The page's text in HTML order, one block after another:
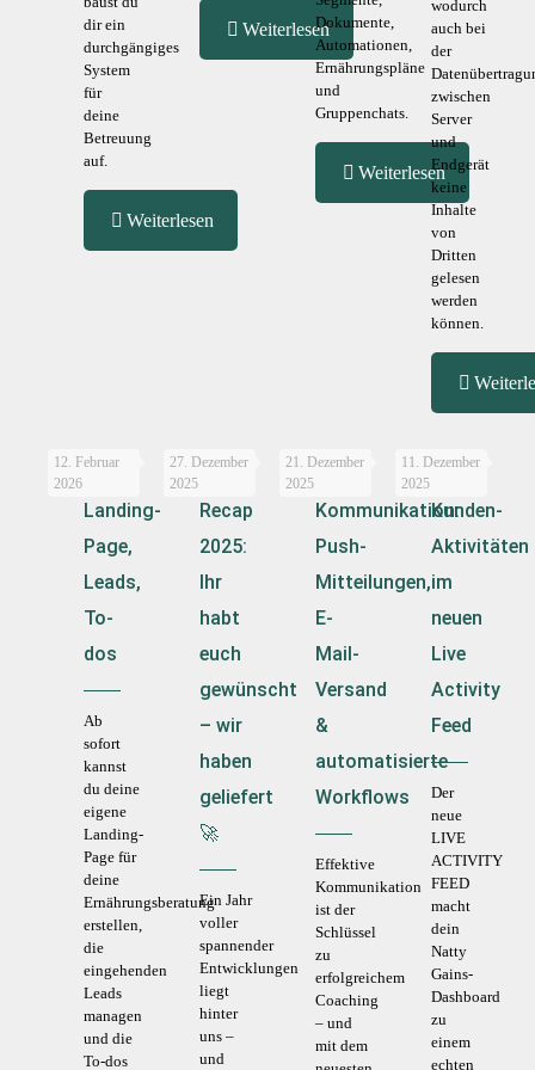
dir ein
durchgängiges
System
für
deine
Betreuung
auf.
Weiterlesen
WeiterlesenDokumente,
Automationen,
Ernährungspläne
und
Gruppenchats.
Weiterlesen
wodurch
auch bei
der
zwischen
Server
und
Endgerät
keine
Inhalte
von
Dritten
gelesen
werden
können.
12. Februar
2026
Landing-
Page,
Leads,
To-
dos
Ab
sofort
kannst
du deine
eigene
Landing-
Page für
deine
Ernährungsberatung
erstellen,
die
eingehenden
Leads
managen
und die
To-dos
27. Dezember
2025
Recap
2025:
Ihr
habt
euch
gewünscht
– wir
haben
geliefert
🚀
Ein Jahr
voller
spannender
Entwicklungen
liegt
hinter
uns –
und
21. Dezember
2025
Kommunikation:
Push-
Mitteilungen,
E-
Mail-
Versand
&
automatisierte
Workflows
Effektive
Kommunikation
ist der
Schlüssel
zu
erfolgreichem
Coaching
– und
mit dem
11. Dezember
2025
Kunden-
Aktivitäten
im
neuen
Live
Activity
Feed
Der
neue
LIVE
ACTIVITY
FEED
macht
dein
Natty
Gains-
Dashboard
zu
einem
echten